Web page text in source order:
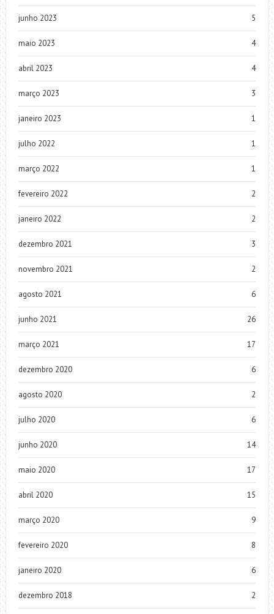
junho 2023 5
maio 2023 4
abril 2023 4
março 2023 3
janeiro 2023 1
julho 2022 1
março 2022 1
fevereiro 2022 2
janeiro 2022 2
dezembro 2021 3
novembro 2021 2
agosto 2021 6
junho 2021 26
março 2021 17
dezembro 2020 6
agosto 2020 2
julho 2020 6
junho 2020 14
maio 2020 17
abril 2020 15
março 2020 9
fevereiro 2020 8
janeiro 2020 6
dezembro 2018 2